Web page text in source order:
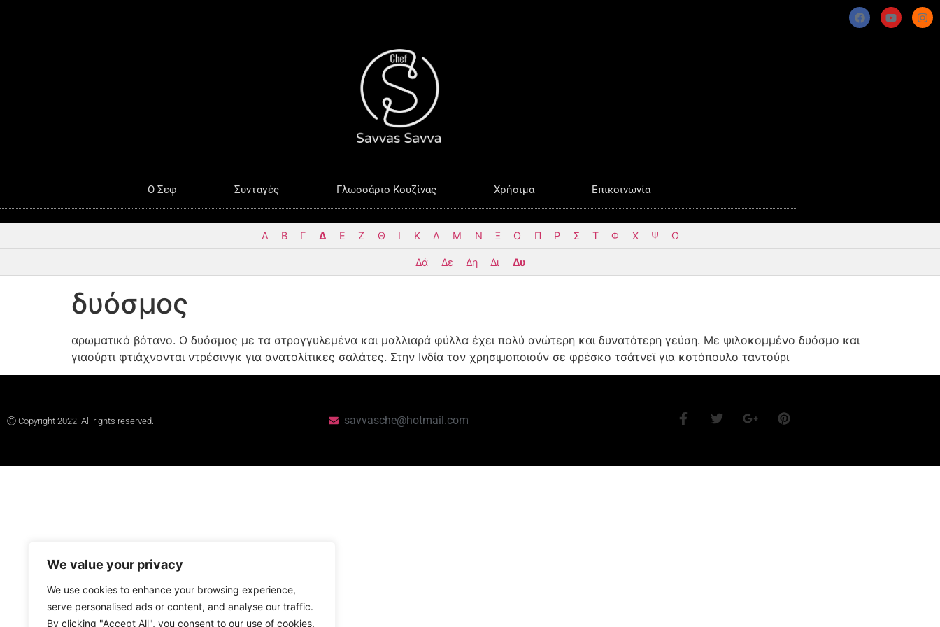
We value your privacy
We use cookies to enhance your browsing experience,
serve personalised ads or content, and analyse our traffic.
By clicking "Accept All", you consent to our use of cookies.
O Σεφ Συνταγές Γλωσσάριο Κουζίνας Χρήσιμα Επικοινωνία
Α Β Γ Δ Ε Ζ Θ Ι Κ Λ Μ Ν Ξ Ο Π Ρ Σ Τ Φ Χ Ψ Ω
Δά Δε Δη Δι Δυ
δυόσμος
αρωματικό βότανο. Ο δυόσμος με τα στρογγυλεμένα και μαλλιαρά φύλλα έχει πολύ ανώτερη και δυνατότερη γεύση. Με ψιλοκομμένο δυόσμο και
γιαούρτι φτιάχνονται ντρέσινγκ για ανατολίτικες σαλάτες. Στην Ινδία τον χρησιμοποιούν σε φρέσκο τσάτνεϊ για κοτόπουλο ταντούρι
Ⓒ Copyright 2022. All rights reserved. savvasche@hotmail.com